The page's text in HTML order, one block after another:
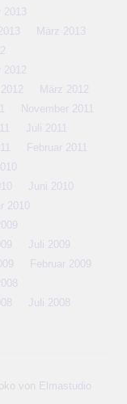
2013
März 2013
2012
März 2012
November 2011
Juli 2011
Februar 2011
Juni 2010
2010
Juli 2009
Februar 2009
Juli 2008
von Elmastudio